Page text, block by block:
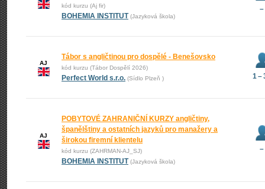
kód kurzu (Aj fir)
BOHEMIA INSTITUT (Jazyková škola)
–
AJ
Tábor s angličtinou pro dospělé - Benešovsko
kód kurzu (Tábor Dospělí 2026)
Perfect World s.r.o. (Sídlo Plzeň ) 1 –
AJ
POBYTOVÉ ZAHRANIČNÍ KURZY angličtiny,
španělštiny a ostatních jazyků pro manažery a
širokou firemní klientelu
kód kurzu (ZAHRMAN-AJ_SJ)
BOHEMIA INSTITUT (Jazyková škola)
–